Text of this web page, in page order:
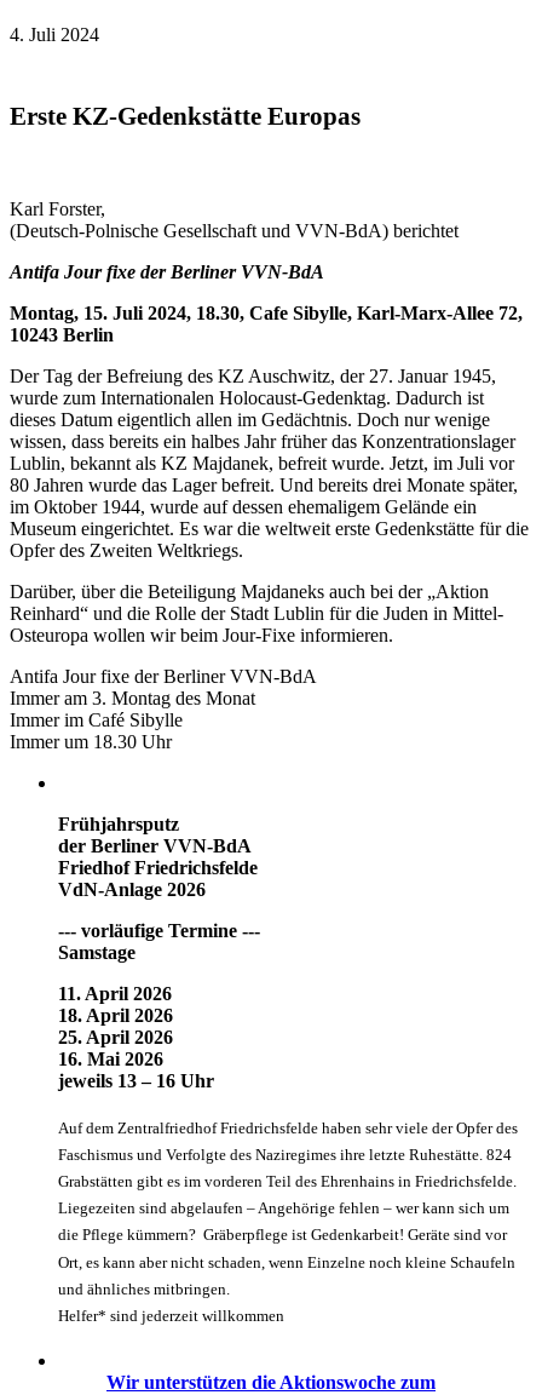
4. Juli 2024
Erste KZ-Gedenkstätte Europas
Karl Forster,
(Deutsch-Polnische Gesellschaft und VVN-BdA) berichtet
Antifa Jour fixe der Berliner VVN-BdA
Montag, 15. Juli 2024, 18.30, Cafe Sibylle, Karl-Marx-Allee 72,
10243 Berlin
Der Tag der Befreiung des KZ Auschwitz, der 27. Januar 1945,
wurde zum Internationalen Holocaust-Gedenktag. Dadurch ist
dieses Datum eigentlich allen im Gedächtnis. Doch nur wenige
wissen, dass bereits ein halbes Jahr früher das Konzentrationslager
Lublin, bekannt als KZ Majdanek, befreit wurde. Jetzt, im Juli vor
80 Jahren wurde das Lager befreit. Und bereits drei Monate später,
im Oktober 1944, wurde auf dessen ehemaligem Gelände ein
Museum eingerichtet. Es war die weltweit erste Gedenkstätte für die
Opfer des Zweiten Weltkriegs.
Darüber, über die Beteiligung Majdaneks auch bei der „Aktion
Reinhard“ und die Rolle der Stadt Lublin für die Juden in Mittel-
Osteuropa wollen wir beim Jour-Fixe informieren.
Antifa Jour fixe der Berliner VVN-BdA
Immer am 3. Montag des Monat
Immer im Café Sibylle
Immer um 18.30 Uhr
Frühjahrsputz
der Berliner VVN-BdA
Friedhof Friedrichsfelde
VdN-Anlage 2026
--- vorläufige Termine ---
Samstage
11. April 2026
18. April 2026
25. April 2026
16. Mai 2026
jeweils 13 – 16 Uhr
Auf dem Zentralfriedhof Friedrichsfelde haben sehr viele der Opfer des
Faschismus und Verfolgte des Naziregimes ihre letzte Ruhestätte. 824
Grabstätten gibt es im vorderen Teil des Ehrenhains in Friedrichsfelde.
Liegezeiten sind abgelaufen – Angehörige fehlen – wer kann sich um
die Pflege kümmern? Gräberpflege ist Gedenkarbeit! Geräte sind vor
Ort, es kann aber nicht schaden, wenn Einzelne noch kleine Schaufeln
und ähnliches mitbringen.
Helfer* sind jederzeit willkommen
Wir unterstützen die Aktionswoche zum